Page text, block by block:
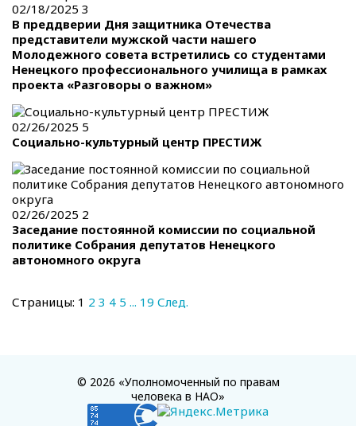
02/18/2025 3
В преддверии Дня защитника Отечества
представители мужской части нашего
Молодежного совета встретились со студентами
Ненецкого профессионального училища в рамках
проекта «Разговоры о важном»
02/26/2025 5
Социально-культурный центр ПРЕСТИЖ
02/26/2025 2
Заседание постоянной комиссии по социальной
политике Собрания депутатов Ненецкого
автономного округа
Страницы: 1 2 3 4 5 ... 19 След.
© 2026 «Уполномоченный по правам
человека в НАО»